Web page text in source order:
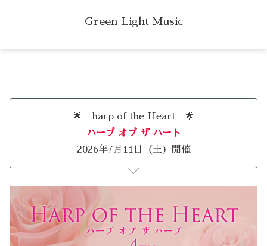
Green Light Music
🌟 harp of the Heart 🌟
ハープ オブ ザ ハート
2026年7月11日（土）開催